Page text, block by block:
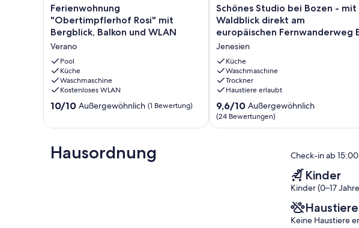
Die Unterkunft verfügt über einen Abstellraum für Motorrad und Fahrrad sowie
Diese Unterkunft hat Recycling-Regeln, weitere Informationen sind vor Ort
Ferienwohnung
"Obertimpflerhof
Rosi"
mit
Bergblick,
Balkon
und
WLAN
Verano
Ferienwohnung
"Obertimpflerhof Rosi" mit
Bergblick, Balkon und WLAN
Verano
Pool
Küche
Waschmaschine
Kostenloses WLAN
10.0
10,
(1
Bewertung)
10/10 Außergewöhnlich (1 Bewertung)
Schönes
Studio
Bozen
-
mit
Waldblick
direkt
am
europäischen
Fernwanderweg
E5
Schönes Studio bei Bozen - mit
Waldblick direkt am
europäischen Fernwanderweg
Jenesien
Küche
Waschmaschine
Trockner
Haustiere erlaubt
9.6
von
10,
9,6/10 Außergewöhnlich
(24 Bewertungen)
Hausordnung Check-in ab
Kinder
Kinder (0–17
Haustiere
Keine Haustiere